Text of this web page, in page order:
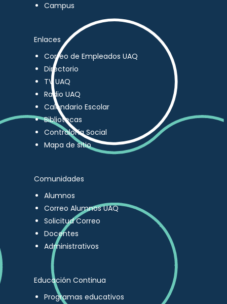
Campus
Enlaces
Correo de Empleados UAQ
Directorio
TV UAQ
Radio UAQ
Calendario Escolar
Bibliotecas
Contraloría Social
Mapa de sitio
Comunidades
Alumnos
Correo Alumnos UAQ
Solicitud Correo
Docentes
Administrativos
Educación Continua
Programas educativos